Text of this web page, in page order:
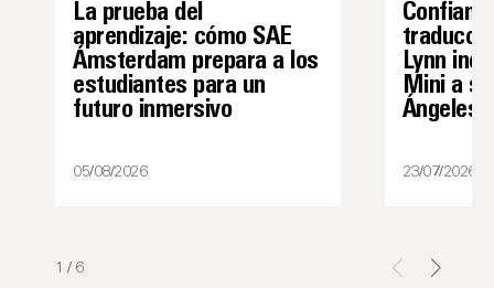
La prueba del
aprendizaje: cómo SAE
Ámsterdam prepara a los
estudiantes para un
futuro inmersivo
05/08/2026
Lynn
Mini a
Ángeles
23/07/2026
1 / 6